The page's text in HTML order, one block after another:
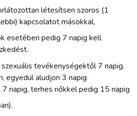
létesítsen szoros (1
kapcsolatot másokkal,
esetében pedig 7 napig kell
tevékenységektől 7 napig.
egyedül aludjon 3 napig
napig, terhes nőkkel pedig 15 napig